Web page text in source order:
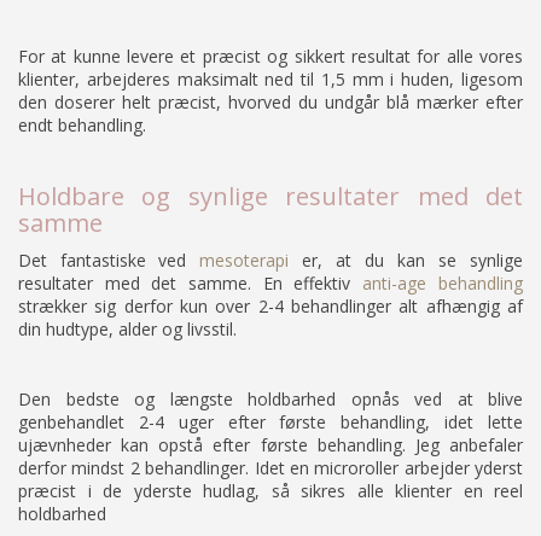
For at kunne levere et præcist og sikkert resultat for alle vores
klienter, arbejderes maksimalt ned til 1,5 mm i huden, ligesom
den doserer helt præcist, hvorved du undgår blå mærker efter
endt behandling.
Holdbare og synlige resultater med det
samme
Det fantastiske ved mesoterapi er, at du kan se synlige
resultater med det samme. En effektiv anti-age behandling
strækker sig derfor kun over 2-4 behandlinger alt afhængig af
din hudtype, alder og livsstil.
Den bedste og længste holdbarhed opnås ved at blive
genbehandlet 2-4 uger efter første behandling, idet lette
ujævnheder kan opstå efter første behandling. Jeg anbefaler
derfor mindst 2 behandlinger. Idet en microroller arbejder yderst
præcist i de yderste hudlag, så sikres alle klienter en reel
holdbarhed